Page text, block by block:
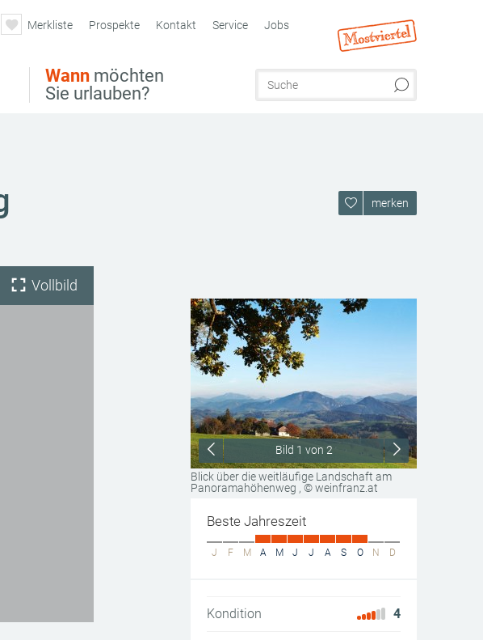
Wann möchten
Sie urlauben?
Merkliste Prospekte Kontakt Service Jobs
merken
Vollbild
Blick über die weitläufige Landschaft am
Panoramahöhenweg , © weinfranz.at
Bild 1 von 2
Beste Jahreszeit
J F M A M J J A S O N D
Kondition 4